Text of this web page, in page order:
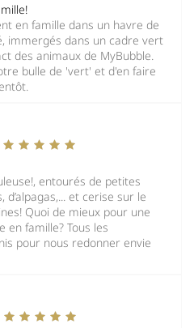
en famille dans un havre de
immergés dans un cadre vert
des animaux de MyBubble.
bulle de 'vert' et d'en faire
entourés de petites
et cerise sur le
Quoi de mieux pour une
en famille? Tous les
pour nous redonner envie